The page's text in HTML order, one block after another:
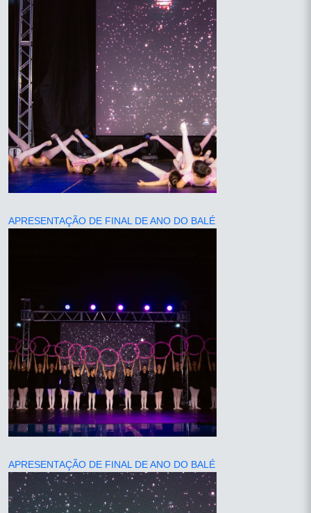
APRESENTAÇÃO DE FINAL DE ANO DO BALÉ
APRESENTAÇÃO DE FINAL DE ANO DO BALÉ